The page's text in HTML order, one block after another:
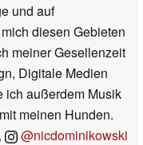
und auf
diesen Gebieten
meiner Gesellenzeit
Digitale Medien
ich außerdem Musik
meinen Hunden.
@nicdominikowski